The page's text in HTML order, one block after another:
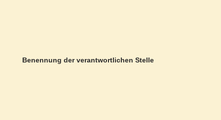
Benennung der verantwortlichen Stelle